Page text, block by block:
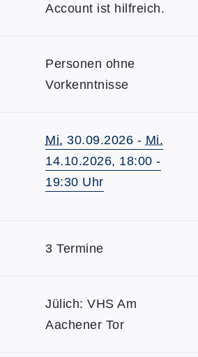
Account ist hilfreich.
Personen ohne
Vorkenntnisse
Mi. 30.09.2026 - Mi.
14.10.2026, 18:00 -
19:30 Uhr
3 Termine
Jülich: VHS Am
Aachener Tor